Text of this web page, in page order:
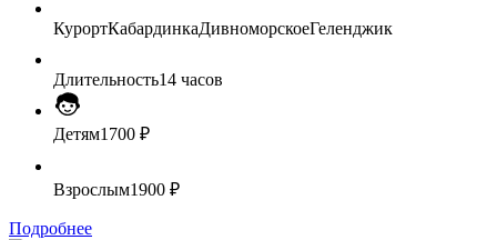
КурортКабардинкаДивноморскоеГеленджик
Длительность14 часов
Детям1700 ₽
Взрослым1900 ₽
Подробнее